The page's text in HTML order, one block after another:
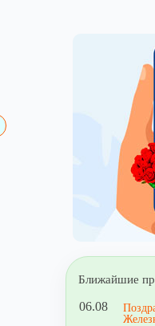
Ближайшие
06.08